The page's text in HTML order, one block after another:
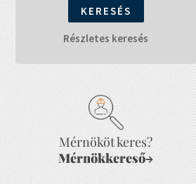
Részletes keresés
Mérnököt keres?
Mérnökkereső→